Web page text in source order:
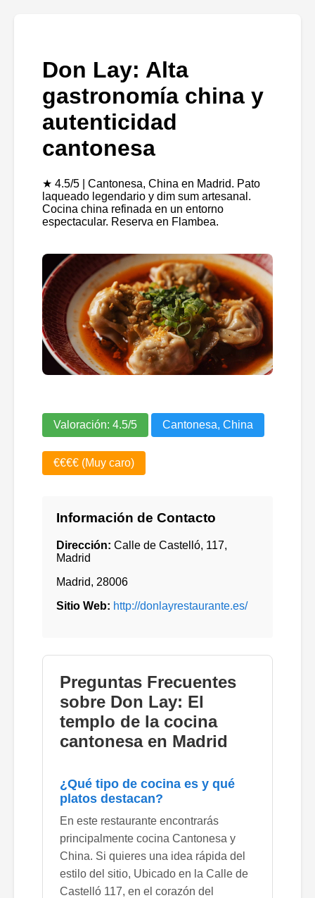
Don Lay: Alta
gastronomía china y
autenticidad
cantonesa
★ 4.5/5 | Cantonesa, China en Madrid. Pato
laqueado legendario y dim sum artesanal.
Cocina china refinada en un entorno
espectacular. Reserva en Flambea.
Valoración: 4.5/5 Cantonesa, China
€€€€ (Muy caro)
Información de Contacto
Dirección: Calle de Castelló, 117,
Madrid
Madrid, 28006
Sitio Web: http://donlayrestaurante.es/
Preguntas Frecuentes
sobre Don Lay: El
templo de la cocina
cantonesa en Madrid
¿Qué tipo de cocina es y qué
platos destacan?
En este restaurante encontrarás
principalmente cocina Cantonesa y
China. Si quieres una idea rápida del
estilo del sitio, Ubicado en la Calle de
Castelló 117, en el corazón del